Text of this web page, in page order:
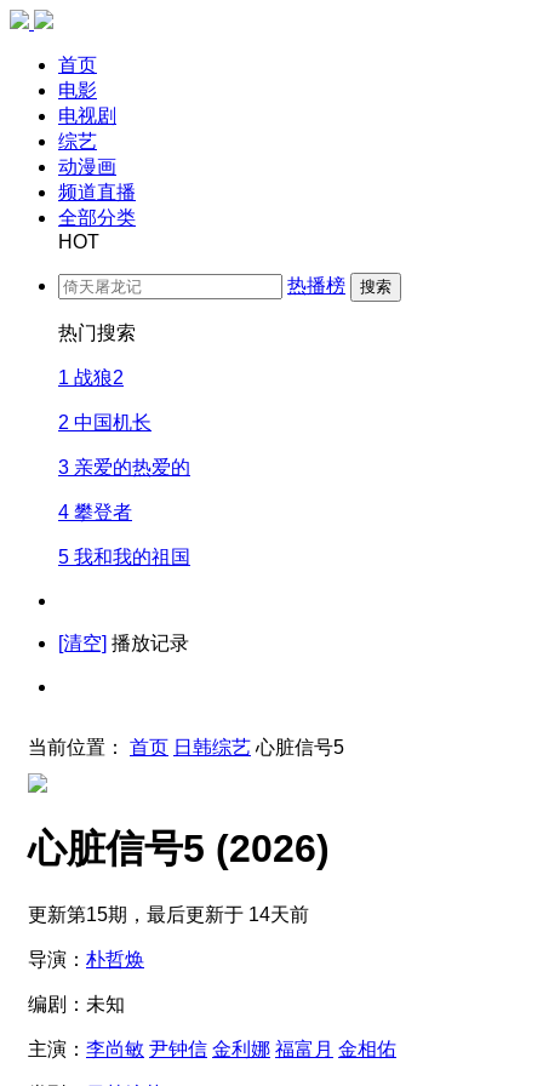
首页
电影
电视剧
综艺
动漫画
频道直播
全部分类
HOT
热播榜 搜索
热门搜索
1 战狼2
2 中国机长
3 亲爱的热爱的
4 攀登者
5 我和我的祖国
[清空] 播放记录
当前位置： 首页 日韩综艺 心脏信号5
心脏信号5 (2026)
更新第15期，最后更新于 14天前
导演： 朴哲焕
编剧： 未知
主演： 李尚敏 尹钟信 金利娜 福富月 金相佑